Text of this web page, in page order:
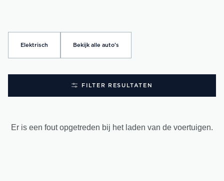
Elektrisch Bekijk alle auto's
FILTER RESULTATEN
Er is een fout opgetreden bij het laden van de voertuigen.